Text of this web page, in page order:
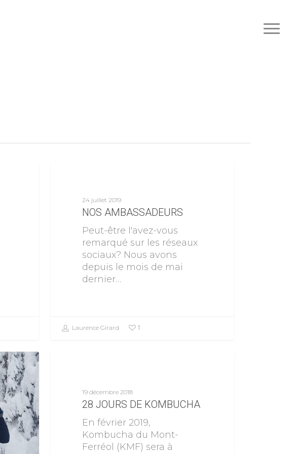
24 juillet 2019
NOS AMBASSADEURS
Peut-être l'avez-vous
remarqué sur les réseaux
sociaux? Nous avons
depuis le mois de mai
dernier…
Laurence Girard 1
19 décembre 2018
28 JOURS DE KOMBUCHA
En février 2019,
Kombucha du Mont-
Ferréol (KMF) sera à